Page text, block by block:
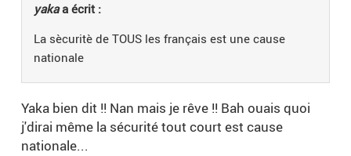
yakaa écrit :
La sècuritè de TOUS les français est une cause
nationale
Yaka bien dit !! Nan mais je rêve !! Bah ouais quoi
j'dirai même la sécurité tout court est cause
nationale...